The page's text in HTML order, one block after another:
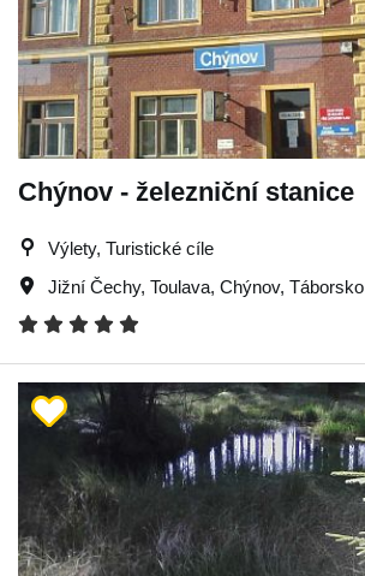
Chýnov - železniční stanice
Výlety, Turistické cíle
Jižní Čechy, Toulava, Chýnov, Táborsko